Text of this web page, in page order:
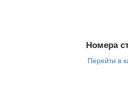
Номера
Перейти в